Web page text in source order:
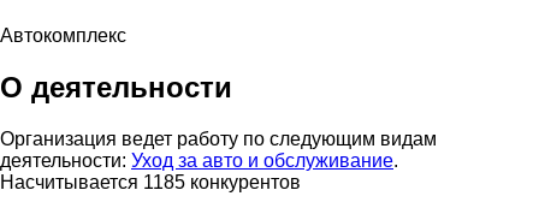
Автокомплекс
О деятельности
Организация ведет работу по следующим видам
деятельности: Уход за авто и обслуживание.
Насчитывается 1185 конкурентов